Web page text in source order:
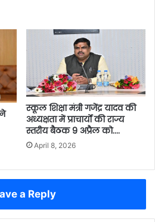
स्कूल शिक्षा मंत्री गजेंद्र यादव की
अध्यक्षता में प्राचार्यों की राज्य
स्तरीय बैठक 9 अप्रैल को….
April 8, 2026
a Reply